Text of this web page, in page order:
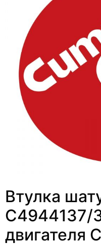
Втулка
C4944137/
двигателя